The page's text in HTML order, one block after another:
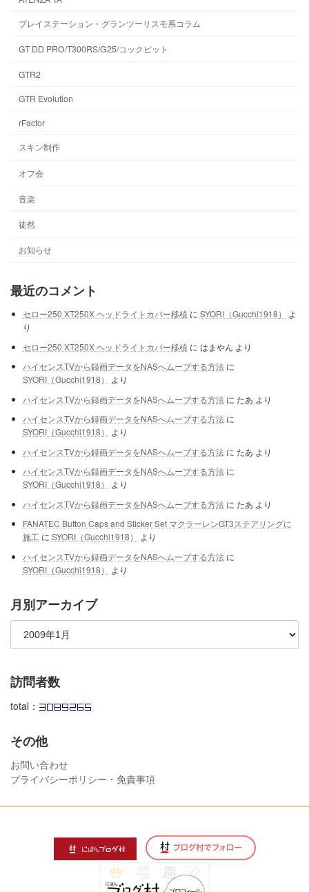
プレイステーション・グランツーリスモ系コラム
GT DD PRO/T300RS/G25/コックピット
GTR2
GTR Evolution
rFactor
スキン制作
オフ会
音楽
徒然
お知らせ
最近のコメント
セロー250 XT250X ヘッドライトカバー移植 に SYORI（Gucchi1918）
よ
り
セロー250 XT250X ヘッドライトカバー移植 に はまやん より
ハイセンスTVから録画データをNASへムーブする方法に
SYORI（Gucchi1918）
より
ハイセンスTVから録画データをNASへムーブする方法に たあ より
ハイセンスTVから録画データをNASへムーブする方法に
SYORI（Gucchi1918）
より
ハイセンスTVから録画データをNASへムーブする方法に たあ より
ハイセンスTVから録画データをNASへムーブする方法に
SYORI（Gucchi1918）
より
ハイセンスTVから録画データをNASへムーブする方法に たあ より
FANATEC Button Caps and Sticker Set マクラーレンGT3ステアリングに
施工に SYORI（Gucchi1918）
より
ハイセンスTVから録画データをNASへムーブする方法に
SYORI（Gucchi1918）
より
月別アーカイブ
訪問者数
total：
その他
お問い合わせ
プライバシーポリシー・免責事項